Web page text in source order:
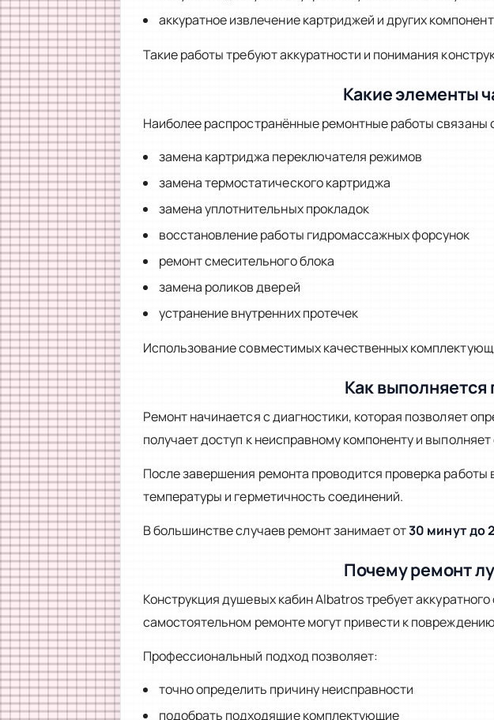
аккуратное извлечение картриджей и других
Такие работы требуют аккуратности и понимания
Какие элементы
Наиболее распространённые ремонтные работы связаны
замена картриджа переключателя режимов
замена термостатического картриджа
замена уплотнительных прокладок
восстановление работы гидромассажных форсунок
ремонт смесительного блока
замена роликов дверей
устранение внутренних протечек
Использование совместимых качественных
Как
Ремонт начинается с диагностики, которая позволяет
получает доступ к неисправному компоненту и
После завершения ремонта проводится проверка
температуры и герметичность соединений.
В большинстве случаев ремонт занимает от30 минут до
Почему ремонт
Конструкция душевых кабин Albatros требует
самостоятельном ремонте могут привести к
Профессиональный подход позволяет:
точно определить причину неисправности
подобрать подходящие комплектующие